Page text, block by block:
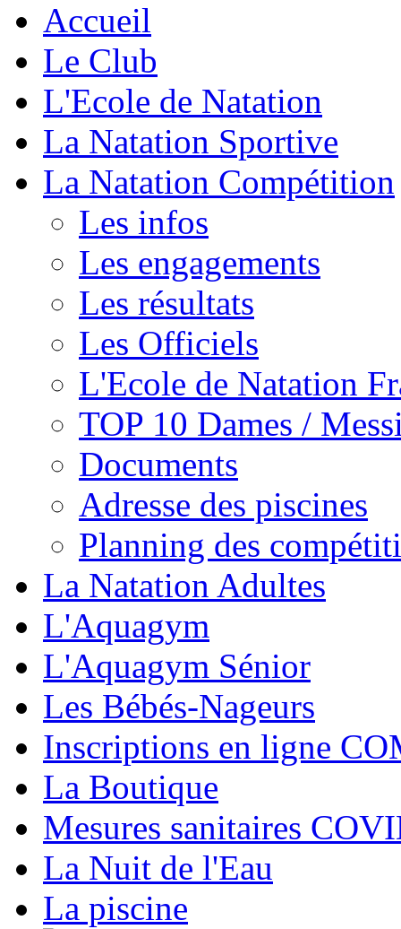
Accueil
Le Club
L'Ecole de Natation
La Natation Sportive
La Natation Compétition
Les infos
Les engagements
Les résultats
Les Officiels
L'Ecole de Natation
TOP 10 Dames /
Documents
Adresse des piscines
Planning des
La Natation Adultes
L'Aquagym
L'Aquagym Sénior
Les Bébés-Nageurs
Inscriptions en ligne
La Boutique
Mesures sanitaires
La Nuit de l'Eau
La piscine